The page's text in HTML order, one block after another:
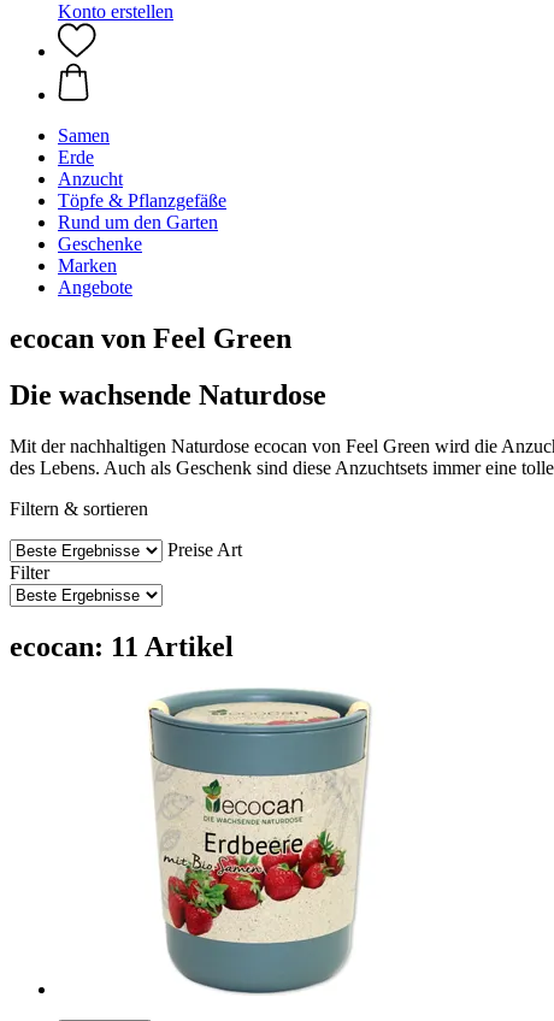
Konto erstellen
Samen
Erde
Anzucht
Töpfe & Pflanzgefäße
Rund um den Garten
Geschenke
Marken
Angebote
ecocan von Feel Green
Die wachsende Naturdose
Mit der nachhaltigen Naturdose ecocan von Feel Green wird die
des Lebens. Auch als Geschenk sind diese Anzuchtsets immer eine
Filtern & sortieren
Preise Art
Filter
ecocan: 11 Artikel